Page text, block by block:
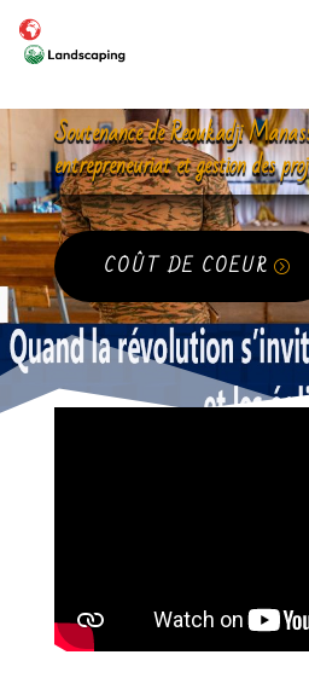
Soutenance de Reoukadji
entrepreneuriat et gestion des
COÛT DE COEUR